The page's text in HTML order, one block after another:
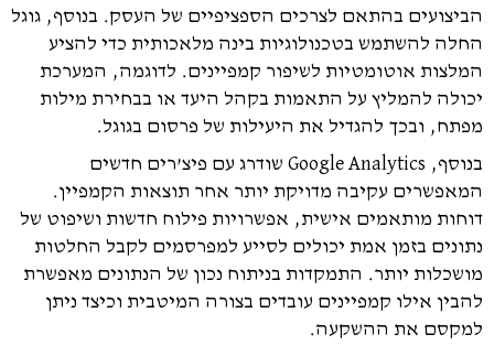
הביצועים בהתאם לצרכים הספציפיים של העסק. בנוסף, גוגל
החלה להשתמש בטכנולוגיות בינה מלאכותית כדי להציע
המלצות אוטומטיות לשיפור קמפיינים. לדוגמה, המערכת
יכולה להמליץ על התאמות בקהל היעד או בבחירת מילות
מפתח, ובכך להגדיל את היעילות של פרסום בגוגל.
בנוסף, Google Analytics שודרג עם פיצ’רים חדשים
המאפשרים עקיבה מדויקת יותר אחר תוצאות הקמפיין.
דוחות מותאמים אישית, אפשרויות פילוח חדשות ושיפוט של
נתונים בזמן אמת יכולים לסייע למפרסמים לקבל החלטות
מושכלות יותר. התמקדות בניתוח נכון של הנתונים מאפשרת
להבין אילו קמפיינים עובדים בצורה המיטבית וכיצד ניתן
למקסם את ההשקעה.